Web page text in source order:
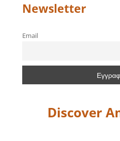
Newsletter
Email
Discover